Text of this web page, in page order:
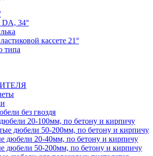
DA, 34°
кассете 21°
типа
без гвоздя
20-100мм, по бетону и кирпичу
дюбели 50-200мм, по бетону и кирпичу
дюбели 20-40мм, по бетону и кирпичу
дюбели 50-200мм, по бетону и кирпичу